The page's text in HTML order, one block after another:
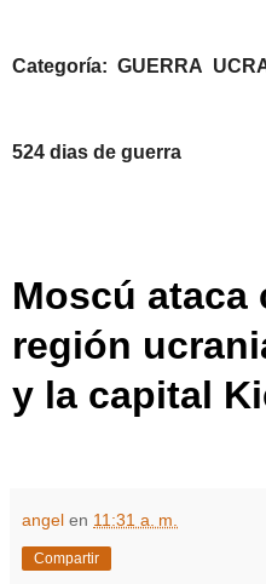
Categoría: GUERRA
524 dias de guerra
Moscú ataca
región
y la capital
angel en 11:31 a. m.
Compartir